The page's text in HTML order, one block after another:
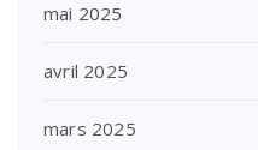
mai 2025
avril 2025
mars 2025